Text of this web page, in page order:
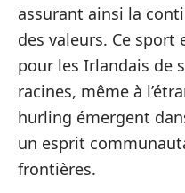
assurant ainsi la
des valeurs. Ce sport
pour les Irlandais de
racines, même à
hurling émergent
un esprit
frontières.